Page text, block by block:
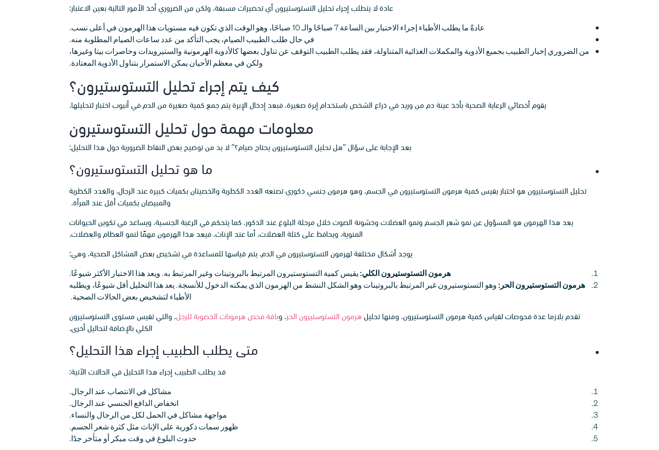
عادة لا يتطلب إجراء تحليل التستوستيرون أي تحضيرات مسبقة، ولكن من الضروري أخذ الأمور التالية بعين الاعتبار:
عادةً ما يطلب الأطباء إجراء الاختبار بين الساعة 7 صباحًا والـ 10 صباحًا، وهو الوقت الذي تكون فيه مستويات هذا الهرمون في أعلى نسب.
في حال طلب الطبيب الصيام، يجب التأكد من عدد ساعات الصيام المطلوبة منه.
من الضروري إخبار الطبيب بجميع الأدوية والمكملات الغذائية المتناولة، فقد يطلب الطبيب التوقف عن تناول بعضها كالأدوية الهرمونية والستيرويدات وحاصرات بيتا وغيرها،
ولكن في معظم الأحيان يمكن الاستمرار بتناول الأدوية المعتادة.
كيف يتم إجراء تحليل التستوستيرون؟
يقوم أخصائي الرعاية الصحية بأخذ عينة دم من وريد في ذراع الشخص باستخدام إبرة صغيرة، فبعد إدخال الإبرة يتم جمع كمية صغيرة من الدم في أنبوب اختبار لتحليلها.
معلومات مهمة حول تحليل التستوستيرون
بعد الإجابة على سؤال "هل تحليل التستوستيرون يحتاج صيام؟" لا بد من توضيح بعض النقاط الضرورية حول هذا التحليل:
ما هو تحليل التستوستيرون؟
تحليل التستوستيرون هو اختبار يقيس كمية هرمون التستوستيرون في الجسم، وهو هرمون جنسي ذكوري تصنعه الغدد الكظرية والخصيتان بكميات كبيرة عند الرجال، والغدد الكظرية
والمبيضان بكميات أقل عند المرأة.
يعد هذا الهرمون هو المسؤول عن نمو شعر الجسم ونمو العضلات وخشونة الصوت خلال مرحلة البلوغ عند الذكور، كما يتحكم في الرغبة الجنسية، ويساعد في تكوين الحيوانات
المنوية، ويحافظ على كتلة العضلات، أما عند الإناث، فيعد هذا الهرمون مهمًا لنمو العظام والعضلات.
يوجد أشكال مختلفة لهرمون التستوستيرون في الدم، يتم قياسها للمساعدة في تشخيص بعض المشاكل الصحية، وهي:
هرمون التستوستيرون الكلي: يقيس كمية التستوستيرون المرتبط بالبروتينات وغير المرتبط به. ويعد هذا الاختبار الأكثر شيوعًا.
هرمون التستوستيرون الحر: وهو التستوستيرون غير المرتبط بالبروتينات وهو الشكل النشط من الهرمون الذي يمكنه الدخول للأنسجة. يعد هذا التحليل أقل شيوعًا، ويطلبه
الأطباء لتشخيص بعض الحالات الصحية.
تقدم بلازما عدة فحوصات لقياس كمية هرمون التستوستيرون، ومنها تحليل هرمون التستوستيرون الحر، وباقة فحص هرمونات الخصوبة للرجل، والتي تقيس مستوى التستوستيرون
الكلي بالإضافة لتحاليل أخرى.
متى يطلب الطبيب إجراء هذا التحليل؟
قد يطلب الطبيب إجراء هذا التحليل في الحالات الآتية:
مشاكل في الانتصاب عند الرجال.
انخفاض الدافع الجنسي عند الرجال.
مواجهة مشاكل في الحمل لكل من الرجال والنساء.
ظهور سمات ذكورية على الإناث مثل كثرة شعر الجسم.
حدوث البلوغ في وقت مبكر أو متأخر جدًا.